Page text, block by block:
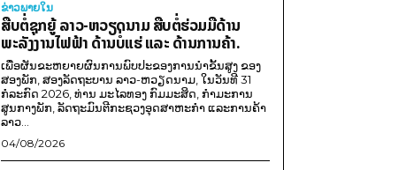
ຂ່າວພາຍ​ໃນ
ສືບຕໍ່ຊຸກຍູ້ ລາວ-ຫວຽດນາມ ສືບຕໍ່ຮ່ວມມືດ້ານ
ພະລັງງານໄຟຟ້າ ດ້ານບໍ່ແຮ່ ແລະ ດ້ານການຄ້າ.
ເພື່ອຜັນຂະຫຍາຍຜົນການພົບປະຂອງການນຳຂັ້ນສູງ ຂອງ
ສອງພັກ, ສອງລັດຖະບານ ລາວ-ຫວຽດນາມ, ໃນວັນທີ 31
ກໍລະກົດ 2026, ທ່ານ ມະໄລທອງ ກົມມະສິດ, ກຳມະການ
ສູນກາງພັກ, ລັດຖະມົນຕີກະຊວງອຸດສາຫະກຳ ແລະການຄ້າ
ລາວ...
04/08/2026